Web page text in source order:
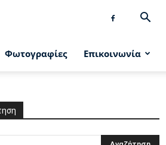
Φωτογραφίες Επικοινωνία